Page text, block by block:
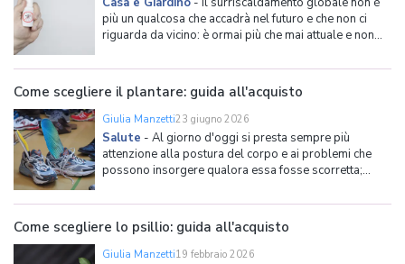
più un qualcosa che accadrà nel futuro e che non ci
riguarda da vicino: è ormai più che mai attuale e non
conseguenze ormai da qualche anno, e insieme ai
molti fenomeni climatici di cui siamo tutti testimoni,
Come scegliere il plantare: guida all'acquisto
Giulia Manzetti23 giugno 2026
Salute - Al giorno d'oggi si presta sempre più
attenzione alla postura del corpo e ai problemi che
possono insorgere qualora essa fosse scorretta;
costringono le persone a sedere davanti a un
computer per molte ore o comunque a mantenere una
posizione statica a
Come scegliere lo psillio: guida all'acquisto
Giulia Manzetti19 febbraio 2026